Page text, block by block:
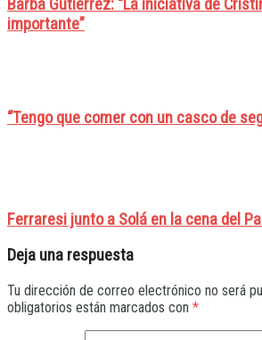
Barba Gutiérrez: “La iniciativa de
importante”
“Tengo que comer con un casco de
Ferraresi junto a Solá en la cena del
Deja una respuesta
Tu dirección de correo electrónico no será
obligatorios están marcados con *